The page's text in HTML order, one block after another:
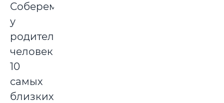
Соберемся
у
родителей
человек
10
самых
близких,